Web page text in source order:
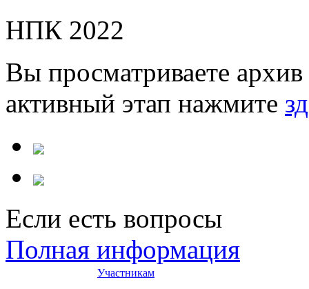
НПК 2022
Вы просматриваете
активный этап нажмите
Если есть вопросы
Полная информация
Участникам